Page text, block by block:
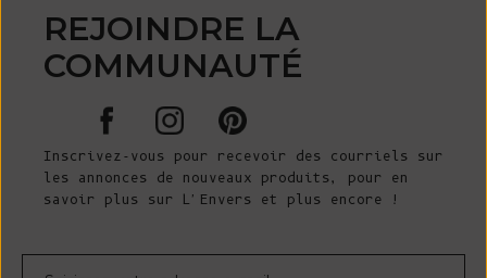
REJOINDRE LA
COMMUNAUTÉ
Inscrivez-vous pour recevoir des courriels sur
les annonces de nouveaux produits, pour en
savoir plus sur L'Envers et plus encore !